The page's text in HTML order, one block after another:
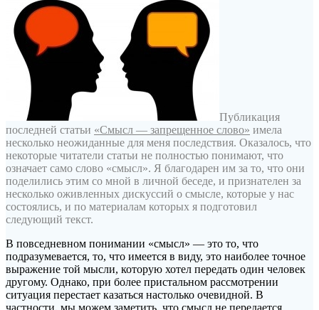
Публикация
последней статьи «Смысл — запрещенное слово» имела
несколько неожиданные для меня последствия. Оказалось, что
некоторые читатели статьи не полностью понимают, что
означает само слово «смысл». Я благодарен им за то, что они
поделились этим со мной в личной беседе, и признателен за
несколько оживленных дискуссий о смысле, которые у нас
состоялись, и по материалам которых я подготовил
следующий текст.
В повседневном понимании «смысл» — это то, что
подразумевается, то, что имеется в виду, это наиболее точное
выражение той мысли, которую хотел передать один человек
другому. Однако, при более пристальном рассмотрении
ситуация перестает казаться настолько очевидной. В
частности, мы можем заметить, что смысл не передается